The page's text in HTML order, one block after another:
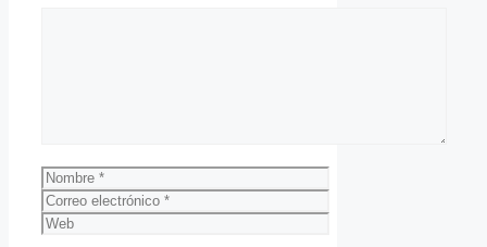
Nombre
Correo
electrónico
Web